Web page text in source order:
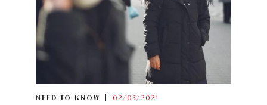
NEED TO KNOW 02/03/2021